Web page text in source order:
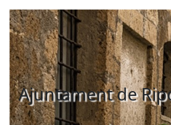
Ajuntament de